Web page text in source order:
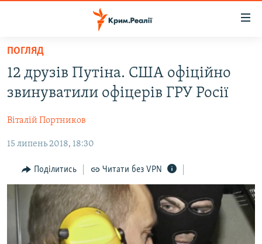
Перейти
основного
матеріалу
до
навігації
Перейти
пошуку
ВОДА.КРИМ
ВІДЕО ТА ФОТО
ПОЛІТИКА
БЛОГИ
ПОГЛЯД
ІНТЕРВ'Ю
ВСЕ ЗА ДЕНЬ
СПЕЦПРОЕКТИ
ПОГЛЯД
12 друзів Путіна. США офіційно
звинуватили офіцерів ГРУ Росії
Віталій Портников
15 липень 2018, 18:30
Поділитись Читати без VPN